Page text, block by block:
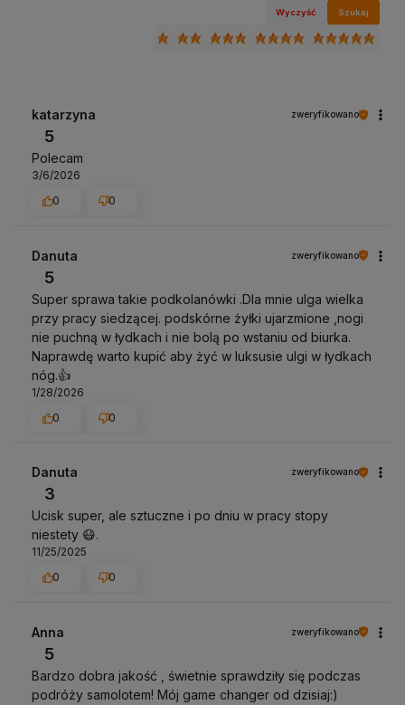
Wyczyść Szukaj
katarzyna zweryfikowano
5
Polecam
3/6/2026
0
0
Danuta zweryfikowano
5
Super sprawa takie podkolanówki .Dla mnie ulga wielka
przy pracy siedzącej. podskórne żyłki ujarzmione ,nogi
nie puchną w łydkach i nie bolą po wstaniu od biurka.
Naprawdę warto kupić aby żyć w luksusie ulgi w łydkach
nóg.👍️
1/28/2026
0
0
Danuta zweryfikowano
3
Ucisk super, ale sztuczne i po dniu w pracy stopy
niestety 😷.
11/25/2025
0
0
Anna zweryfikowano
5
Bardzo dobra jakość , świetnie sprawdziły się podczas
podróży samolotem! Mój game changer od dzisiaj:)